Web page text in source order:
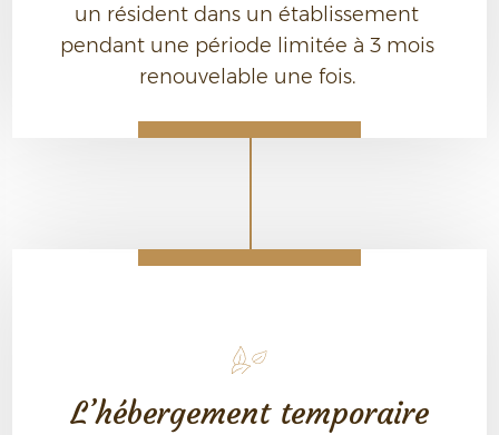
un résident dans un établissement
pendant une période limitée à 3 mois
renouvelable une fois.
L’hébergement temporaire